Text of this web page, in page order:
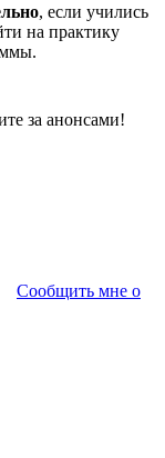
, если учились
на практику
за анонсами!
Сообщить мне о